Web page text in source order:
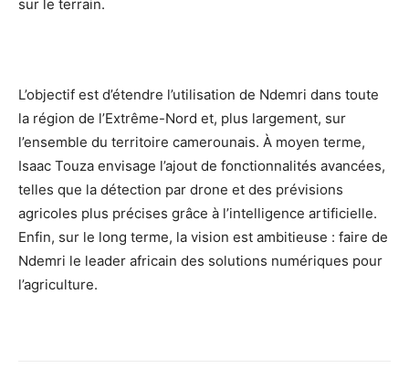
sur le terrain.
L’objectif est d’étendre l’utilisation de Ndemri dans toute
la région de l’Extrême-Nord et, plus largement, sur
l’ensemble du territoire camerounais. À moyen terme,
Isaac Touza envisage l’ajout de fonctionnalités avancées,
telles que la détection par drone et des prévisions
agricoles plus précises grâce à l’intelligence artificielle.
Enfin, sur le long terme, la vision est ambitieuse : faire de
Ndemri le leader africain des solutions numériques pour
l’agriculture.